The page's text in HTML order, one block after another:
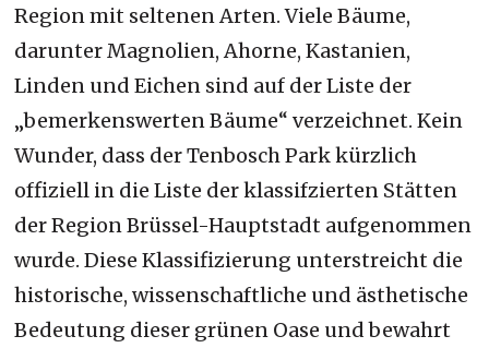
Region mit seltenen Arten. Viele Bäume,
darunter Magnolien, Ahorne, Kastanien,
Linden und Eichen sind auf der Liste der
„bemerkenswerten Bäume“ verzeichnet. Kein
Wunder, dass der Tenbosch Park kürzlich
offiziell in die Liste der klassifzierten Stätten
der Region Brüssel-Hauptstadt aufgenommen
wurde. Diese Klassifizierung unterstreicht die
historische, wissenschaftliche und ästhetische
Bedeutung dieser grünen Oase und bewahrt